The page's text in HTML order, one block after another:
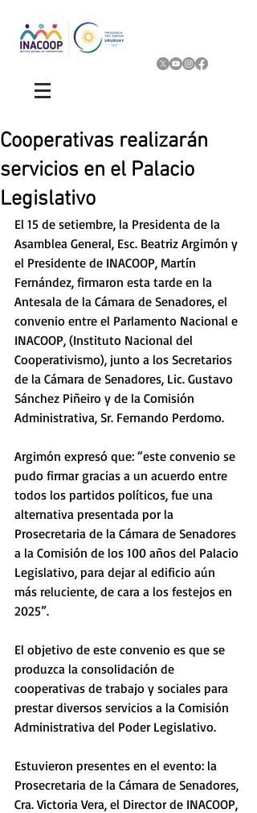
Cooperativas realizarán
servicios en el Palacio
Legislativo
El 15 de setiembre, la Presidenta de la
Asamblea General, Esc. Beatriz Argimón y
el Presidente de INACOOP, Martín
Fernández, firmaron esta tarde en la
Antesala de la Cámara de Senadores, el
convenio entre el Parlamento Nacional e
INACOOP, (Instituto Nacional del
Cooperativismo), junto a los Secretarios
de la Cámara de Senadores, Lic. Gustavo
Sánchez Piñeiro y de la Comisión
Administrativa, Sr. Fernando Perdomo.
Argimón expresó que: “este convenio se
pudo firmar gracias a un acuerdo entre
todos los partidos políticos, fue una
alternativa presentada por la
Prosecretaria de la Cámara de Senadores
a la Comisión de los 100 años del Palacio
Legislativo, para dejar al edificio aún
más reluciente, de cara a los festejos en
2025”.
El objetivo de este convenio es que se
produzca la consolidación de
cooperativas de trabajo y sociales para
prestar diversos servicios a la Comisión
Administrativa del Poder Legislativo.
Estuvieron presentes en el evento: la
Prosecretaria de la Cámara de Senadores,
Cra. Victoria Vera, el Director de INACOOP,